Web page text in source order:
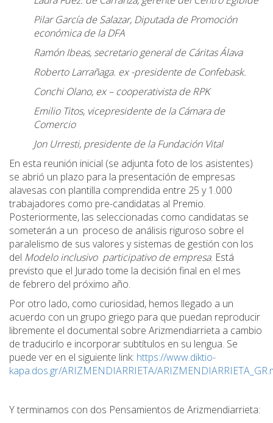
Pilar García de Salazar, Diputada de Promoción
económica de la DFA
Ramón Ibeas, secretario general de Cáritas Álava
Roberto Larrañaga. ex -presidente de Confebask.
Conchi Olano, ex – cooperativista de RPK
Emilio Titos, vicepresidente de la Cámara de
Comercio
Jon Urresti, presidente de la Fundación Vital
En esta reunión inicial (se adjunta foto de los asistentes)
se abrió un plazo para la presentación de empresas
alavesas con plantilla comprendida entre 25 y 1.000
trabajadores como pre-candidatas al Premio.
Posteriormente, las seleccionadas como candidatas se
someterán a un proceso de análisis riguroso sobre el
paralelismo de sus valores y sistemas de gestión con los
del Modelo inclusivo participativo de empresa. Está
previsto que el Jurado tome la decisión final en el mes
de febrero del próximo año.
Por otro lado, como curiosidad, hemos llegado a un
acuerdo con un grupo griego para que puedan reproducir
libremente el documental sobre Arizmendiarrieta a cambio
de traducirlo e incorporar subtítulos en su lengua. Se
puede ver en el siguiente link: https://www.diktio-
kapa.dos.gr/ARIZMENDIARRIETA/
Y terminamos con dos Pensamientos de Arizmendiarrieta: